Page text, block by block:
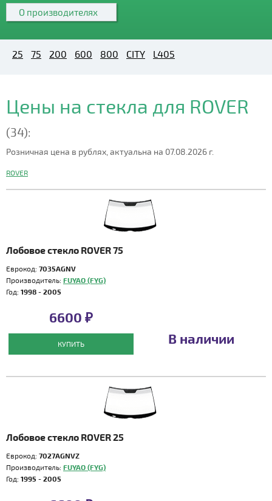
О производителях
25 75 200 600 800 CITY L405
Цены на стекла для ROVER
(34):
Розничная цена в рублях, актуальна на 07.08.2026 г.
ROVER
Лобовое стекло ROVER 75
Еврокод: 7035AGNV
Производитель: FUYAO (FYG)
Год: 1998 - 2005
6600 ₽
КУПИТЬ В наличии
Лобовое стекло ROVER 25
Еврокод: 7027AGNVZ
Производитель: FUYAO (FYG)
Год: 1995 - 2005